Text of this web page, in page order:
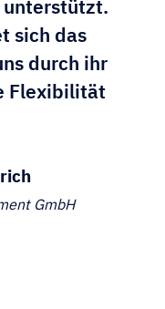
sich das
durch ihr
Flexibilität
GmbH